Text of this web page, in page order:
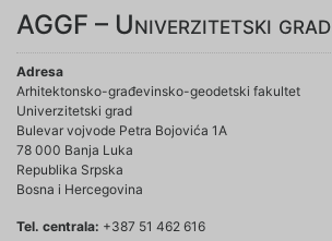
AGGF – Univerzitetski grad
Adresa
Arhitektonsko-građevinsko-geodetski fakultet
Univerzitetski grad
Bulevar vojvode Petra Bojovića 1A
78 000 Banja Luka
Republika Srpska
Bosna i Hercegovina
Tel. centrala: +387 51 462 616